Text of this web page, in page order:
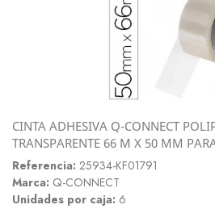
CINTA ADHESIVA Q-CONNECT
TRANSPARENTE 66 M X 50 MM
Referencia: 25934-KF01791
Marca: Q-CONNECT
Unidades por caja: 6